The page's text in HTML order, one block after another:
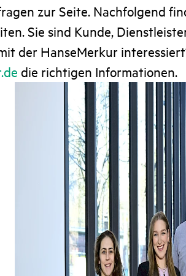
zur Seite. Nachfolgend
Sie sind Kunde,
der HanseMerkur
die richtigen Informationen.